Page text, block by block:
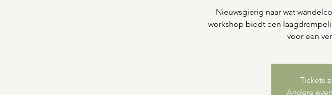
Nieuwsgierig naar wat
workshop biedt een
voor een
Tickets
Andere